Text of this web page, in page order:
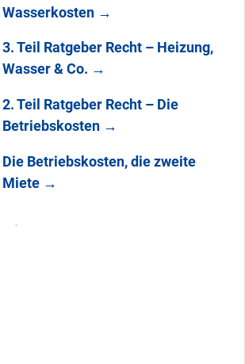
Wasserkosten →
3. Teil Ratgeber Recht – Heizung,
Wasser & Co. →
2. Teil Ratgeber Recht – Die
Betriebskosten →
Die Betriebskosten, die zweite
Miete →